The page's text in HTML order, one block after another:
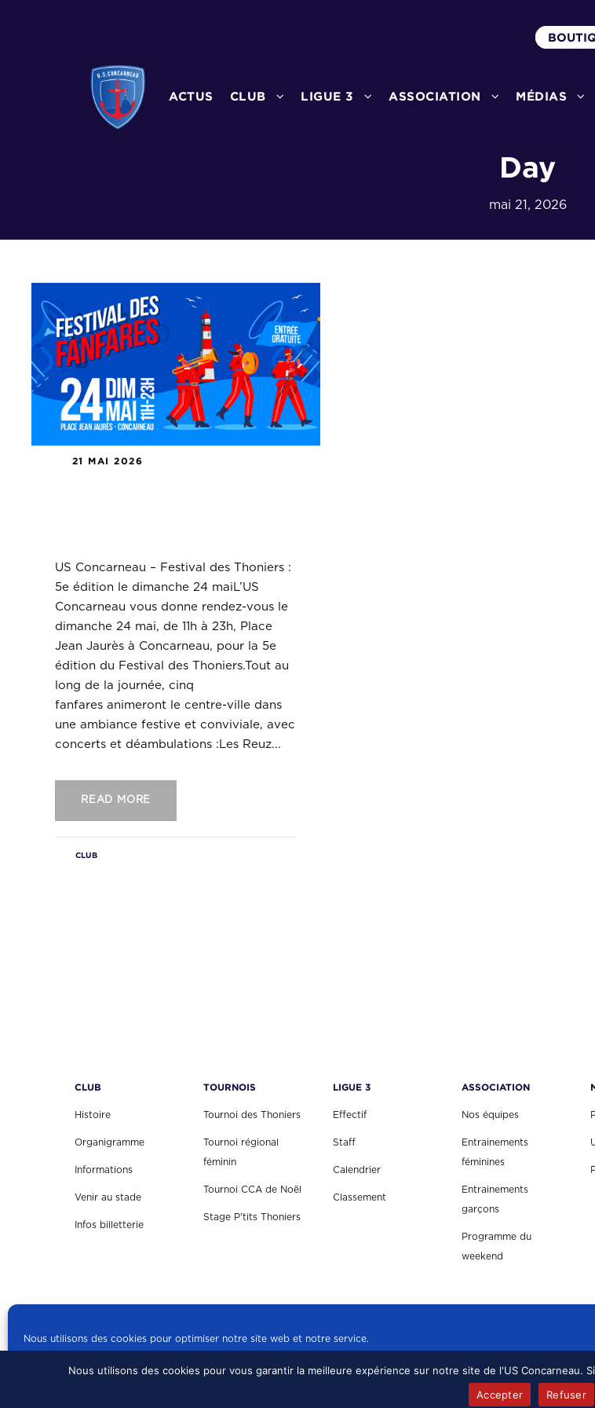
Nous utilisons des cookies pour optimiser notre site web et notre service.
ACTUS CLUB LIGUE 3 ASSOCIATION MÉDIAS
Day
mai 21, 2026
21 MAI 2026
US Concarneau – Festival des Thoniers :
5e édition le dimanche 24 maiL’US
Concarneau vous donne rendez-vous le
dimanche 24 mai, de 11h à 23h, Place
Jean Jaurès à Concarneau, pour la 5e
édition du Festival des Thoniers.Tout au
long de la journée, cinq
fanfares animeront le centre-ville dans
une ambiance festive et conviviale, avec
concerts et déambulations :Les Reuz...
READ MORE
CLUB
CLUB
Histoire
Organigramme
Informations
Venir au stade
Infos billetterie
TOURNOIS
Tournoi des Thoniers
Tournoi régional
féminin
Tournoi CCA de Noël
Stage P'tits Thoniers
LIGUE 3
Effectif
Staff
Calendrier
Classement
ASSOCIATION
Nos équipes
Entrainements
féminines
Entrainements
garçons
Programme du
weekend
© 2024 US CONCARNEAU, TOUS DROITS RÉSERVÉS.
Nous utilisons des cookies pour vous garantir la meilleure expérience sur notre site de l'US
Accepter
Refuser